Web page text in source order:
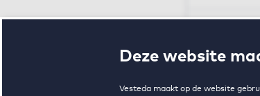
Deze website
Vesteda maakt op de website